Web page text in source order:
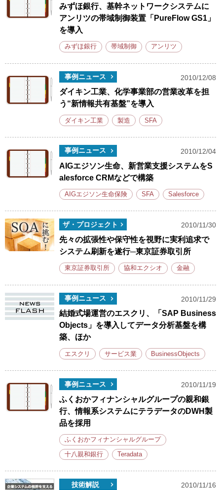
みずほ銀行、基幹ネットワークシステムに
アンリツの帯域制御装置「PureFlow GS1」
を導入
みずほ銀行 帯域制御 アンリツ
事例ニュース 2010/12/08
ダイキン工業、化学事業部の営業改革を担
う“新情報共有基盤”を導入
ダイキン工業 製造 SFA
事例ニュース 2010/12/04
AIGエジソン生命、新営業支援システムをS
alesforce CRMなどで構築
AIGエジソン生命保険 SFA Salesforce
ザ・プロジェクト 2010/11/30
先々の拡張性や保守性を視野に実利追求で
システム刷新を遂行─東京証券取引所
東京証券取引所 協和エクシオ 金融
事例ニュース 2010/11/29
結婚式場運営のエスクリ、「SAP Business
Objects」を導入してデータ分析基盤を構
築、ほか
エスクリ サービス業 BusinessObjects
事例ニュース 2010/11/19
ふくおかフィナンシャルグループの親和銀
行、情報系システムにテラデータのDWH製
品を採用
ふくおかフィナンシャルグループ
十八親和銀行 Teradata
技術解説 2010/11/16